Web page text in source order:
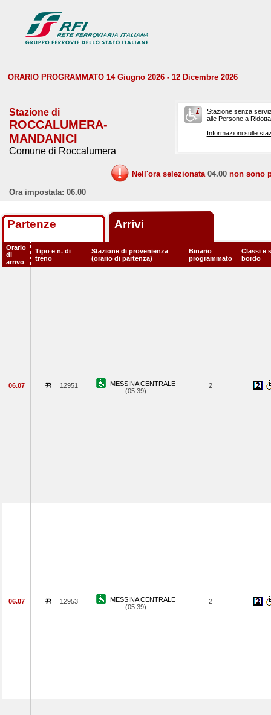
ORARIO PROGRAMMATO 14 Giugno 2026 - 12 Dicembre 2026
Stazione di
ROCCALUMERA-
MANDANICI
Comune di Roccalumera
Stazione senza
alle Persone a
Informazioni sulle
Nell'ora selezionata 04.00 non sono
Ora impostata: 06.00
Partenze Arrivi
Orario
di
arrivo
Tipo e n. di
treno
Stazione di provenienza
(orario di partenza)
Binario
programmato
Classi e
bordo
06.07 12951
MESSINA CENTRALE
(05.39)
2
06.07 12953
MESSINA CENTRALE
(05.39)
2